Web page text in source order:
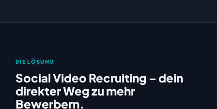
DIE LÖSUNG
Social Video Recruiting – dein
direkter Weg zu mehr
Bewerbern.